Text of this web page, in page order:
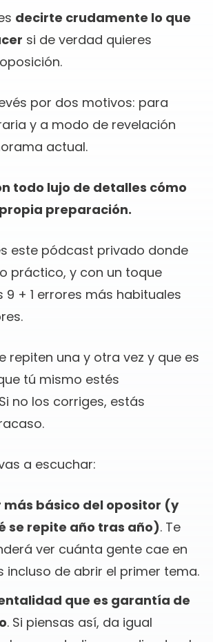
decirte crudamente lo que
si de verdad quieres
por dos motivos: para
y a modo de revelación
actual.
todo lujo de detalles cómo
preparación.
este pódcast privado donde
práctico, y con un toque
9 + 1 errores más habituales
repiten una y otra vez y que es
tú mismo estés
no los corriges, estás
a escuchar:
más básico del opositor (y
se repite año tras año). Te
ver cuánta gente cae en
incluso de abrir el primer tema.
que es garantía de
. Si piensas así, da igual